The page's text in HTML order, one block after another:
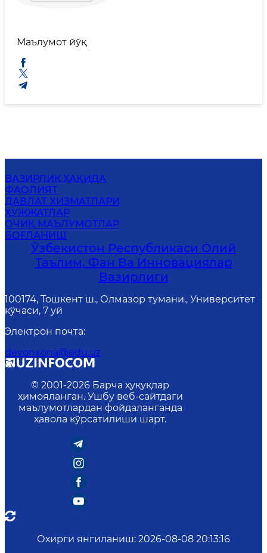
Маълумот йўқ
ВАЗИРЛИК ҲАҚИДА
ФАОЛИЯТ
ДАВЛАТ ХИЗМАТЛАРИ
ҲУЖЖАТЛАР
ОЧИҚ МАЪЛУМОТЛАР
БОҒЛАНИШ
Ўзбекистон Республикаси Олий
Таълим, Фан Ва Инновациялар
Вазирлиги
100174, Тошкент ш., Олмазор тумани., Университет
кўчаси, 7 уй
Электрон почта:
devonxona@edu.uz
© 2001-2026 Барча ҳуқуқлар
ҳимояланган. Ушбу веб-сайтдаги
маълумотлардан фойдаланганда
ҳавола кўрсатилиши шарт.
Охирги янгиланиш: 2026-08-08 20:13:16